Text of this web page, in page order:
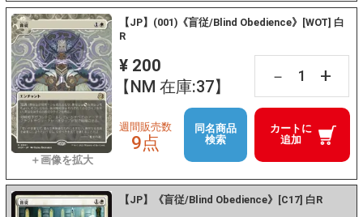
【JP】(001)《盲従/Blind Obedience》[WOT] 白
R
¥ 200
【NM 在庫:37】
－ +
カートに
追加
週間販売数
9点
同名商品
検索
【JP】《盲従/Blind Obedience》[C17] 白R